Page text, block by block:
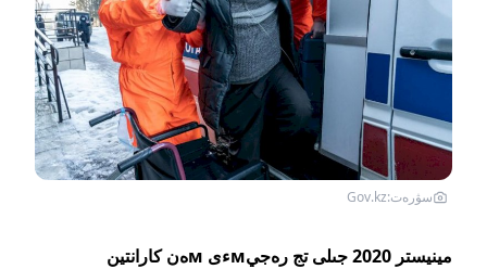
سۋرەت:Gov.kz
مينيستر 2020 جىلى تج رەجيмءى мەن كارانتين